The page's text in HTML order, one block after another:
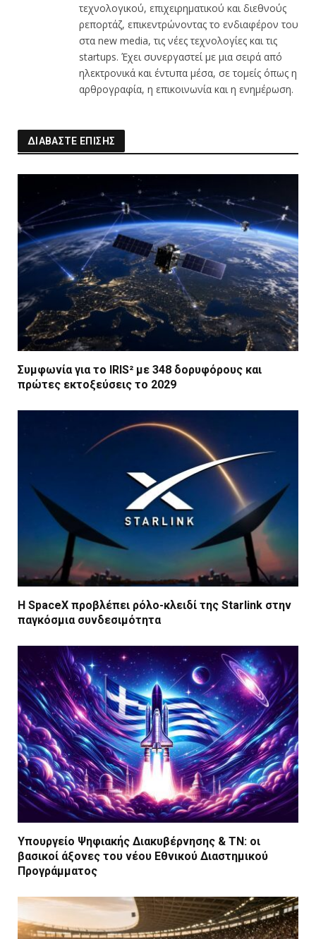
τεχνολογικού, επιχειρηματικού και διεθνούς
ρεπορτάζ, επικεντρώνοντας το ενδιαφέρον του
στα new media, τις νέες τεχνολογίες και τις
startups. Έχει συνεργαστεί με μια σειρά από
ηλεκτρονικά και έντυπα μέσα, σε τομείς όπως η
αρθρογραφία, η επικοινωνία και η ενημέρωση.
ΔΙΑΒΑΣΤΕ ΕΠΙΣΗΣ
Συμφωνία για το IRIS² με 348 δορυφόρους και
πρώτες εκτοξεύσεις το 2029
Η SpaceX προβλέπει ρόλο-κλειδί της Starlink στην
παγκόσμια συνδεσιμότητα
Υπουργείο Ψηφιακής Διακυβέρνησης & ΤΝ: οι
βασικοί άξονες του νέου Εθνικού Διαστημικού
Προγράμματος